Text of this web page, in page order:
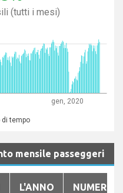
(tutti i mesi)
gen, 2020
di tempo
mensile passeggeri
L'ANNO
NUMERO